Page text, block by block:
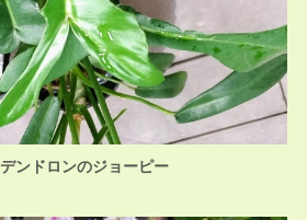
ンドロンのジョーピー